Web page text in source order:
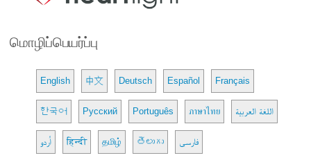
மொழிப்பெயர்ப்பு
English 中文 Deutsch Español Français
한국어 Русский Português ภาษาไทย اللغة العربية
اُردو हिन्दी தமிழ் తెలుగు فارسی